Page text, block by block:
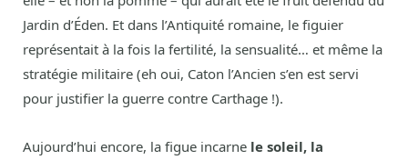
Jardin d’Éden. Et dans l’Antiquité romaine, le figuier
représentait à la fois la fertilité, la sensualité… et même la
stratégie militaire (eh oui, Caton l’Ancien s’en est servi
pour justifier la guerre contre Carthage !).
Aujourd’hui encore, la figue incarne le soleil, la